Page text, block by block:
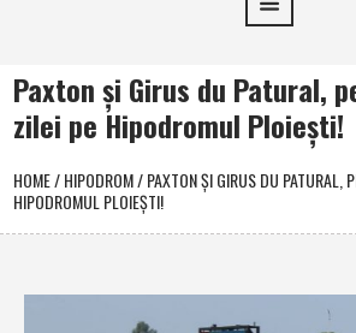
Paxton şi Girus du Patural,
zilei pe Hipodromul Ploieşti!
HOME/HIPODROM/PAXTON ŞI GIRUS DU PATURAL,
HIPODROMUL PLOIEŞTI!